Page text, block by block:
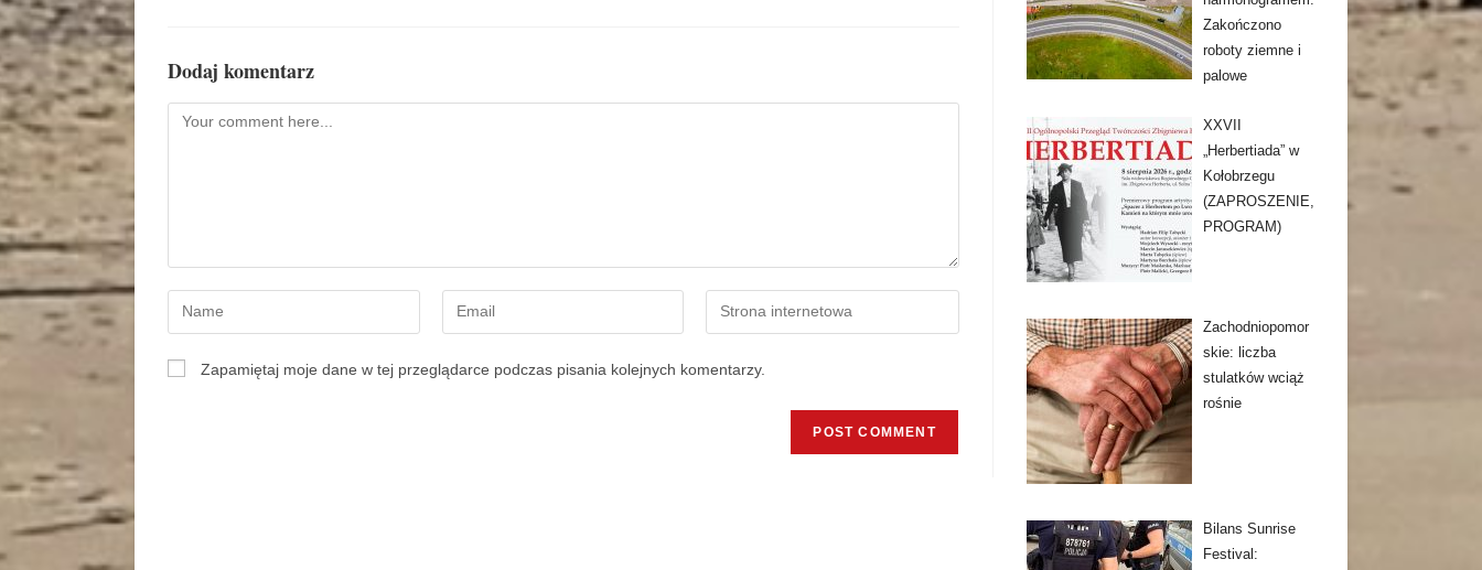
Dodaj komentarz
Zapamiętaj moje dane w tej przeglądarce podczas pisania kolejnych komentarzy.
Zakończono
roboty ziemne i
palowe
XXVII
„Herbertiada” w
Kołobrzegu
(ZAPROSZENIE,
PROGRAM)
Zachodniopomor
skie: liczba
stulatków wciąż
rośnie
Bilans Sunrise
Festival: